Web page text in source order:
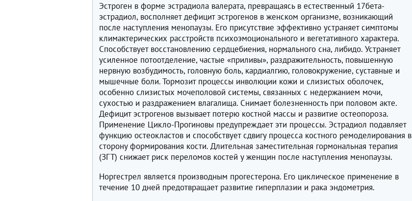
Эстроген в форме эстрадиола валерата, превращаясь в естественный 17бета-
эстрадиол, восполняет дефицит эстрогенов в женском организме, возникающий
после наступления менопаузы. Его присутствие эффективно устраняет симптомы
климактерических расстройств психоэмоционального и вегетативного характера.
Способствует восстановлению сердцебиения, нормального сна, либидо. Устраняет
усиленное потоотделение, частые «приливы», раздражительность, повышенную
нервную возбудимость, головную боль, кардиалгию, головокружение, суставные и
мышечные боли. Тормозит процессы инволюции кожи и слизистых оболочек,
особенно слизистых мочеполовой системы, связанных с недержанием мочи,
сухостью и раздражением влагалища. Снимает болезненность при половом акте.
Дефицит эстрогенов вызывает потерю костной массы и развитие остеопороза.
Применение Цикло-Прогиновы предупреждает эти процессы. Эстрадиол подавляет
функцию остеокластов и способствует сдвигу процесса костного ремоделирования в
сторону формирования кости. Длительная заместительная гормональная терапия
(ЗГТ) снижает риск переломов костей у женщин после наступления менопаузы.
Норгестрел является производным прогестерона. Его циклическое применение в
течение 10 дней предотвращает развитие гиперплазии и рака эндометрия.